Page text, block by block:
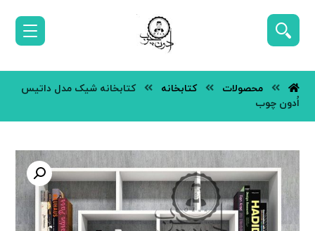
محصولات کتابخانه
کتابخانه شیک مدل داتیس
اُدون چوب